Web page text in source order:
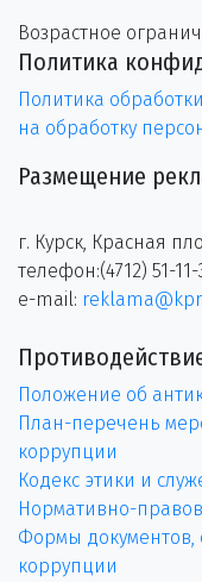
Возрастное
Политика
Политика
на обработку
Размещение
г. Курск, Красная
телефон:(4712) 51-
e-mail:
Положение об
План-перечень
коррупции
Кодекс этики и
Нормативно-
Формы документов,
коррупции